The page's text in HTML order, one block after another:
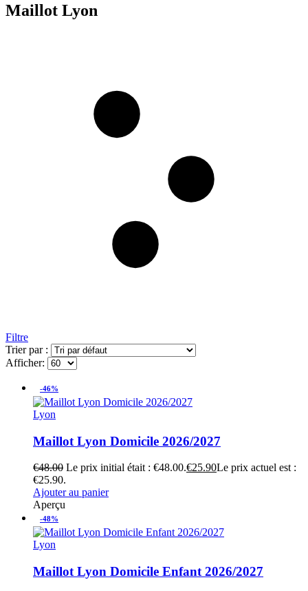
Maillot Lyon
Filtre
Trier par :
Afficher:
-46%
Lyon
Maillot Lyon Domicile 2026/2027
€48.00 Le prix initial était : €48.00.€25.90Le prix actuel est :
€25.90.
Ajouter au panier
Aperçu
-48%
Lyon
Maillot Lyon Domicile Enfant 2026/2027